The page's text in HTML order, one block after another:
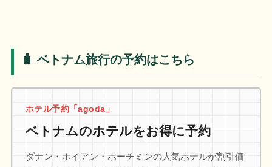
🧳 ベトナム旅行の予約はこちら
ホテル予約「agoda」
ベトナムのホテルをお得に予約
ダナン・ホイアン・ホーチミンの人気ホテルが割引価